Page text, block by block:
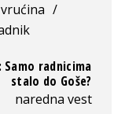
vrućina /
Samo radnicima
stalo do Goše?
naredna vest